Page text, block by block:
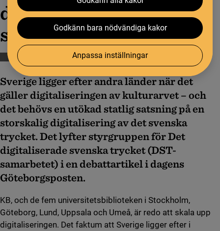
Godkänn bara nödvändiga kakor
Anpassa inställningar
digitalisering av det
svenska trycket"
Bibliotekssamverkan DigitaliseringForskning
Sverige ligger efter andra länder när det
gäller digitaliseringen av kulturarvet – och
det behövs en utökad statlig satsning på en
storskalig digitalisering av det svenska
trycket. Det lyfter styrgruppen för Det
digitaliserade svenska trycket (DST-
samarbetet) i en debattartikel i dagens
Göteborgsposten.
KB, och de fem universitetsbiblioteken i Stockholm,
Göteborg, Lund, Uppsala och Umeå, är redo att skala upp
digitaliseringen. Det faktum att Sverige ligger efter i